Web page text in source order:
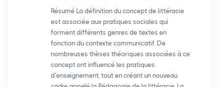
Résumé La définition du concept de littéracie
est associée aux pratiques sociales qui
forment différents genres de textes en
fonction du contexte communicatif. De
nombreuses thèses théoriques associées à ce
concept ont influencé les pratiques
d’enseignement, tout en créant un nouveau